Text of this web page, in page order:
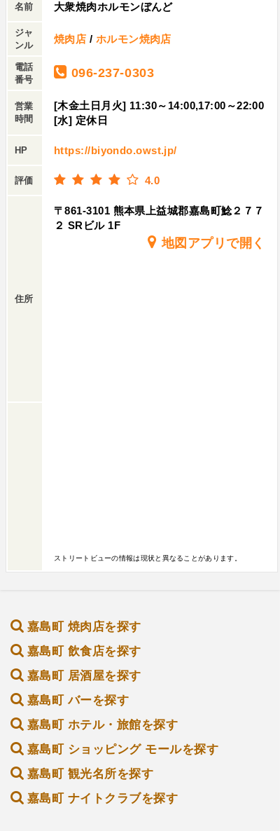
名前 大衆焼肉ホルモンぼんど
ジャ
ンル
焼肉店 / ホルモン焼肉店
電話
番号
096-237-0303
営業
時間
[木金土日月火] 11:30～14:00,17:00～22:00
[水] 定休日
HP https://biyondo.owst.jp/
評価 4.0
住所
〒861-3101 熊本県上益城郡嘉島町鯰２７７
２ SRビル 1F
地図アプリで開く
ストリートビューの情報は現状と異なることがあります。
嘉島町 焼肉店を探す
嘉島町 飲食店を探す
嘉島町 居酒屋を探す
嘉島町 バーを探す
嘉島町 ホテル・旅館を探す
嘉島町 ショッピング モールを探す
嘉島町 観光名所を探す
嘉島町 ナイトクラブを探す